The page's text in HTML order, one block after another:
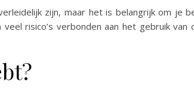
zijn, maar het is belangrijk om je
risico’s verbonden aan het gebruik